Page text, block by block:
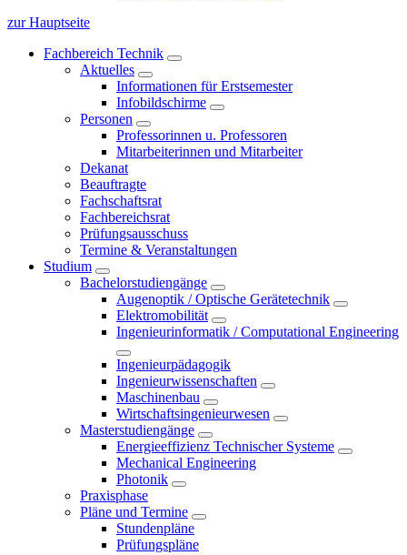
zur Hauptseite
Fachbereich Technik
Aktuelles
Informationen für Erstsemester
Infobildschirme
Personen
Professorinnen u. Professoren
Mitarbeiterinnen und Mitarbeiter
Dekanat
Beauftragte
Fachschaftsrat
Fachbereichsrat
Prüfungsausschuss
Termine & Veranstaltungen
Studium
Bachelorstudiengänge
Augenoptik / Optische Gerätetechnik
Elektromobilität
Ingenieurinformatik / Computational Engineering
Ingenieurpädagogik
Ingenieurwissenschaften
Maschinenbau
Wirtschaftsingenieurwesen
Masterstudiengänge
Energieeffizienz Technischer Systeme
Mechanical Engineering
Photonik
Praxisphase
Pläne und Termine
Stundenpläne
Prüfungspläne